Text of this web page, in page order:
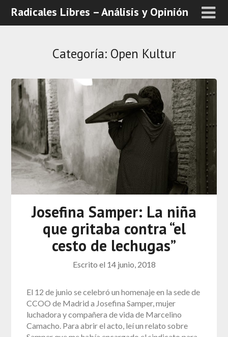
Radicales Libres – Análisis y Opinión
Categoría: Open Kultur
Josefina Samper: La niña
que gritaba contra “el
cesto de lechugas”
Escrito el 14 junio, 2018
El 12 de junio se celebró un homenaje en la sede de
CCOO de Madrid a Josefina Samper, mujer
luchadora y compañera de vida de Marcelino
Camacho. Para abrir el acto, leí un relato sobre